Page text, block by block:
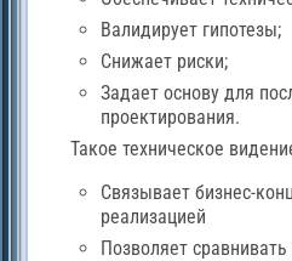
Валидирует гипотезы;
Снижает риски;
Задает основу для
проектирования.
Такое техническое
Связывает бизнес-
реализацией
Позволяет